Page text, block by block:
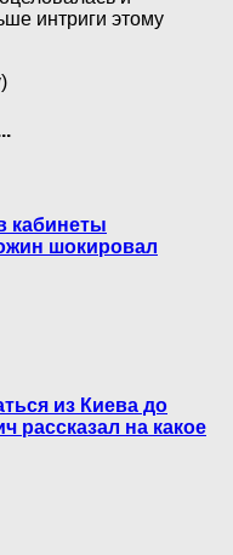
интриги этому
кабинеты
шокировал
из Киева до
рассказал на какое